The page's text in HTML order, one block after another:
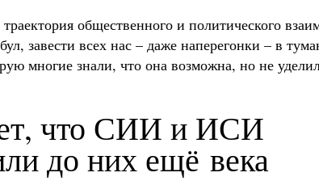
общественного и политического
завести всех нас – даже наперегонки – в
многие знали, что она возможна, но не
что СИИ и ИСИ
до них ещё века